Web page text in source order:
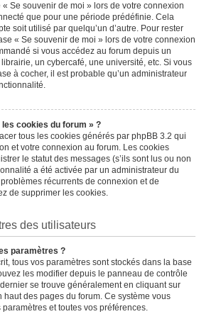
Se souvenir de moi » lors de votre connexion
que pour une période prédéfinie. Cela
soit utilisé par quelqu’un d’autre. Pour rester
« Se souvenir de moi » lors de votre connexion
si vous accédez au forum depuis un
un cybercafé, une université, etc. Si vous
à cocher, il est probable qu’un administrateur
cookies du forum » ?
tous les cookies générés par phpBB 3.2 qui
et votre connexion au forum. Les cookies
le statut des messages (s’ils sont lus ou non
a été activée par un administrateur du
récurrents de connexion et de
de supprimer les cookies.
des utilisateurs
paramètres ?
tous vos paramètres sont stockés dans la base
les modifier depuis le panneau de contrôle
se trouve généralement en cliquant sur
haut des pages du forum. Ce système vous
et toutes vos préférences.